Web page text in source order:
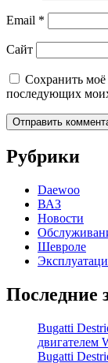
Email *
Сайт
Сохранить моё
последующих
Рубрики
Daewoo
ВАЗ
Новости
Шевроле
Последние
Bugatti
двигателем
Bugatti